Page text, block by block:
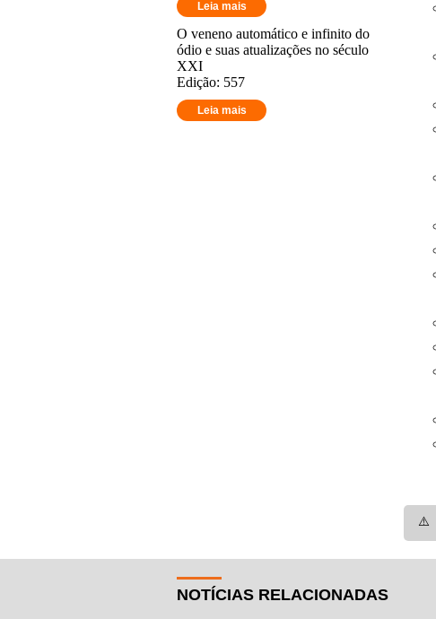
Leia mais
O veneno automático e infinito do
ódio e suas atualizações no século
XXI
Edição: 557
Leia mais
⚠️
NOTÍCIAS RELACIONADAS